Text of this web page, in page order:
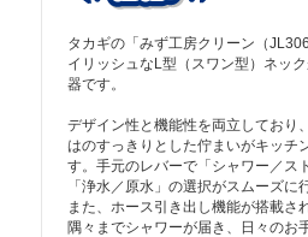
タカギの「みず工房クリーン（
イリッシュなL型（スワン型）ネッ
器です。
デザイン性と機能性を両立しており
はのすっきりとした佇まいがキッチ
す。手元のレバーで「シャワー／ス
「浄水／原水」の選択がスムーズに
また、ホース引き出し機能が搭載さ
隅々までシャワーが届き、日々のお